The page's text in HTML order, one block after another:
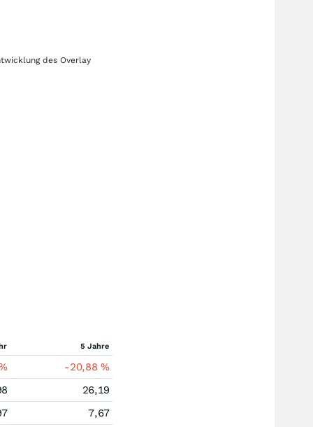
des Overlay
5 Jahre
-20,88%
26,19
7,67